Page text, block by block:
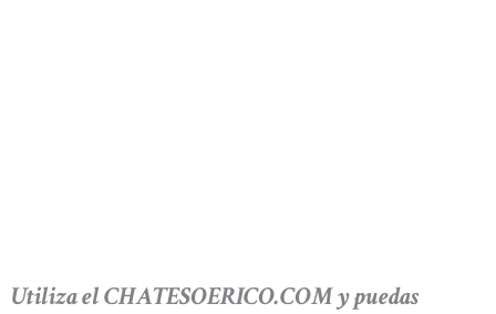
Utiliza el CHATESOERICO.COM y puedas